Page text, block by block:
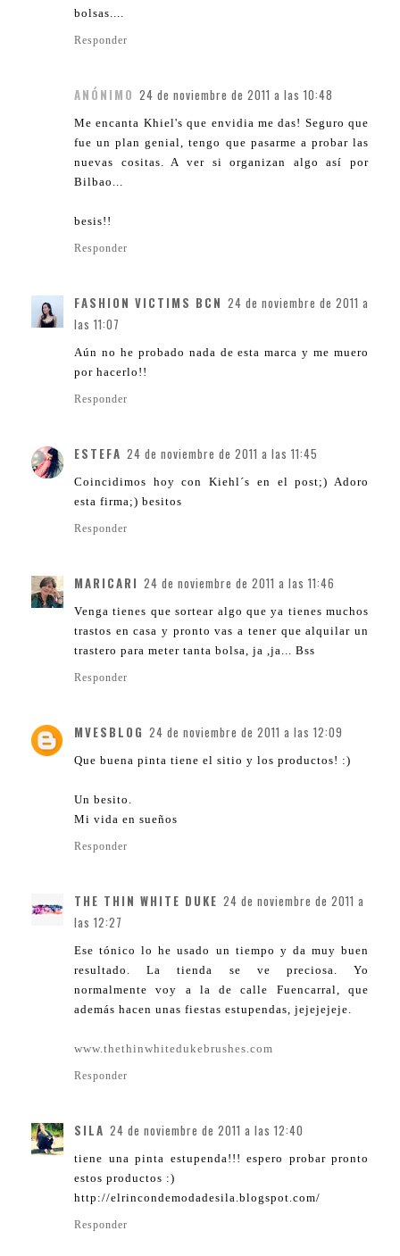
bolsas....
Responder
ANÓNIMO 24 de noviembre de 2011 a las 10:48
Me encanta Khiel's que envidia me das! Seguro que
fue un plan genial, tengo que pasarme a probar las
nuevas cositas. A ver si organizan algo así por
Bilbao...
besis!!
Responder
FASHION VICTIMS BCN 24 de noviembre de 2011 a
las 11:07
Aún no he probado nada de esta marca y me muero
por hacerlo!!
Responder
ESTEFA 24 de noviembre de 2011 a las 11:45
Coincidimos hoy con Kiehl´s en el post;) Adoro
esta firma;) besitos
Responder
MARICARI 24 de noviembre de 2011 a las 11:46
Venga tienes que sortear algo que ya tienes muchos
trastos en casa y pronto vas a tener que alquilar un
trastero para meter tanta bolsa, ja ,ja... Bss
Responder
MVESBLOG 24 de noviembre de 2011 a las 12:09
Que buena pinta tiene el sitio y los productos! :)
Un besito.
Mi vida en sueños
Responder
THE THIN WHITE DUKE 24 de noviembre de 2011 a
las 12:27
Ese tónico lo he usado un tiempo y da muy buen
resultado. La tienda se ve preciosa. Yo
normalmente voy a la de calle Fuencarral, que
además hacen unas fiestas estupendas, jejejejeje.
www.thethinwhitedukebrushes.com
Responder
SILA 24 de noviembre de 2011 a las 12:40
tiene una pinta estupenda!!! espero probar pronto
estos productos :)
http://elrincondemodadesila.blogspot.com/
Responder